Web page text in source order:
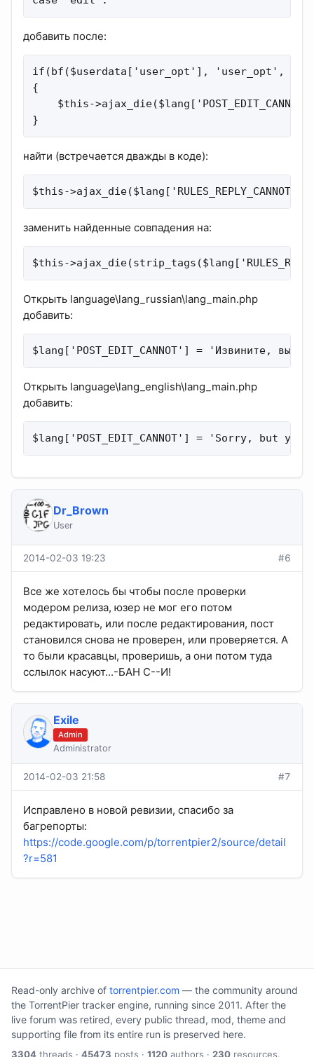
добавить после:
if(bf($userdata['user_opt'], 'user_opt',
{
$this-
}
найти (встречается дважды в коде):
$this-
заменить найденные совпадения на:
$this-
Открыть language\lang_russian\lang_main.php
добавить:
$lang['POST_EDIT_CANNOT'] = 'Извините, вы
Открыть language\lang_english\lang_main.php
добавить:
$lang['POST_EDIT_CANNOT'] = 'Sorry, but
Dr_Brown
User
2014-02-03 19:23 #6
Все же хотелось бы чтобы после проверки
модером релиза, юзер не мог его потом
редактировать, или после редактирования, пост
становился снова не проверен, или проверяется. А
то были красавцы, проверишь, а они потом туда
сслылок насуют...-БАН С--И!
Exile
Admin
Administrator
2014-02-03 21:58 #7
Исправлено в новой ревизии, спасибо за
багрепорты:
https://code.google.com/p/torrentpier2/source/detail
?r=581
Read-only archive of torrentpier.com — the community around
the TorrentPier tracker engine, running since 2011. After the
live forum was retired, every public thread, mod, theme and
supporting file from its entire run is preserved here.
3304 threads · 45473 posts · 1120 authors · 230 resources.